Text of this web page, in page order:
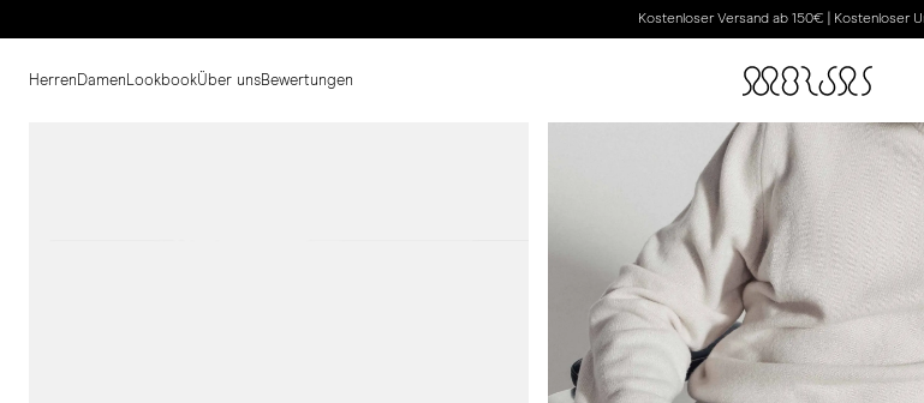
Kostenloser Versand ab 150€ | Kostenloser
Herren Damen LookbookÜber unsBewertungen